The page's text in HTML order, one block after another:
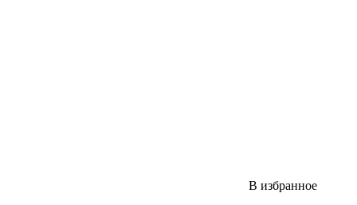
В избранное